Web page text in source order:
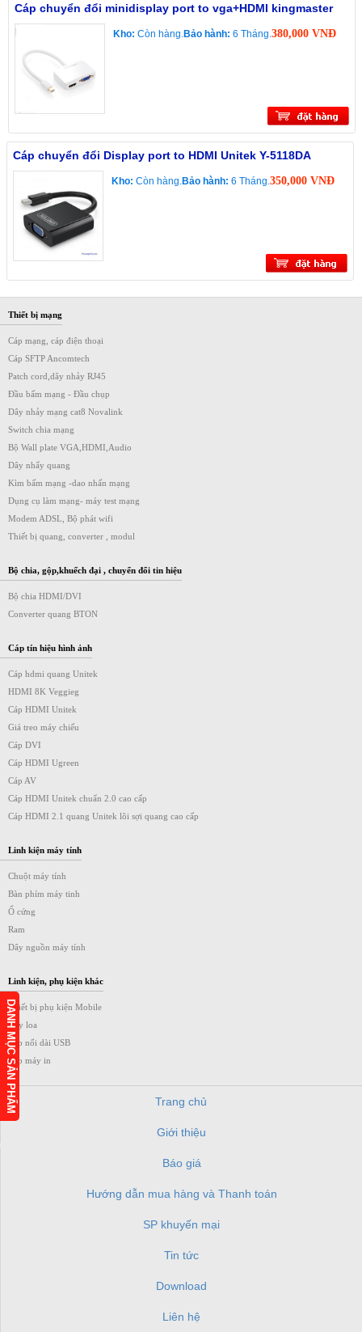
Cáp chuyển đổi minidisplay port to vga+HDMI kingmaster
Kho: Còn hàng. Bảo hành: 6 Tháng. 380,000 VNĐ
Cáp chuyển đổi Display port to HDMI Unitek Y-5118DA
Kho: Còn hàng. Bảo hành: 6 Tháng. 350,000 VNĐ
Thiết bị mạng
Cáp mạng, cáp điện thoại
Cáp SFTP Ancomtech
Patch cord,dây nhảy RJ45
Đầu bấm mạng - Đầu chụp
Dây nhảy mạng cat8 Novalink
Switch chia mạng
Bộ Wall plate VGA,HDMI,Audio
Dây nhẩy quang
Kìm bấm mạng -dao nhấn mạng
Dụng cụ làm mạng- máy test mạng
Modem ADSL, Bộ phát wifi
Thiết bị quang, converter , modul
Bộ chia, gộp,khuếch đại , chuyển đổi tin hiệu
Bộ chia HDMI/DVI
Converter quang BTON
Cáp tín hiệu hình ảnh
Cáp hdmi quang Unitek
HDMI 8K Veggieg
Cáp HDMI Unitek
Giá treo máy chiếu
Cáp DVI
Cáp HDMI Ugreen
Cáp AV
Cáp HDMI Unitek chuẩn 2.0 cao cấp
Cáp HDMI 2.1 quang Unitek lõi sợi quang cao cấp
Linh kiện máy tính
Chuột máy tính
Bàn phím máy tinh
Ổ cứng
Ram
Dây nguồn máy tính
Linh kiện, phụ kiện khác
Thiết bị phụ kiện Mobile
Dây loa
Cáp nối dài USB
Cáp máy in
Trang chủ
Giới thiệu
Báo giá
Hướng dẫn mua hàng và Thanh toán
SP khuyến mại
Tin tức
Download
Liên hệ
DANH MỤC SẢN PHẨM